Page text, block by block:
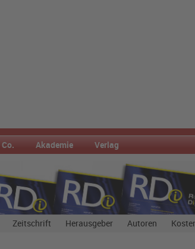
Akademie Verlag
Zeitschrift Herausgeber Autoren